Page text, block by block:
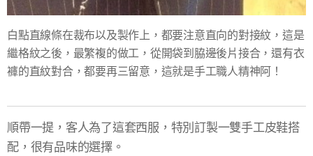
白點直線條在裁布以及製作上，都要注意直向的對接紋，這是
繼格紋之後，最繁複的做工，從開袋到脇邊後片接合，還有衣
褲的直紋對合，都要再三留意，這就是手工職人精神阿！
順帶一提，客人為了這套西服，特別訂製一雙手工皮鞋搭
配，很有品味的選擇。